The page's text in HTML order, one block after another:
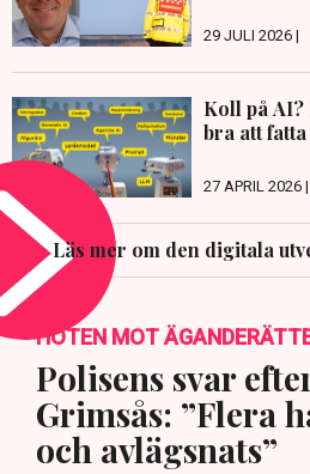
29 JULI 2026 |
Koll på
bra att fatta
27 APRIL 2026 |
Läs mer om den digitala
HOTEN MOT
Polisens svar
Grimsås: ”Flera
och avlägsnats”